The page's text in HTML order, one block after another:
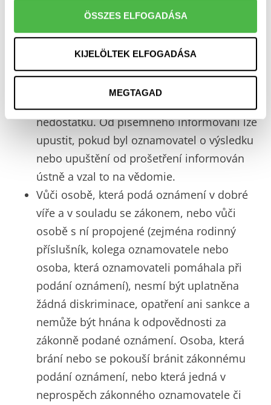
ÖSSZES ELFOGADÁSA
KIJELÖLTEK ELFOGADÁSA
MEGTAGAD
upuštění a důvodech upuštění je písemně
informován oznamovatel – pokud byl
identifikovatelný a nejednalo se o
anonymní oznámení – a vedoucí pracovník
oprávněný přijmout opatření k odstranění
nedostatků. Od písemného informování lze
upustit, pokud byl oznamovatel o výsledku
nebo upuštění od prošetření informován
ústně a vzal to na vědomie.
Vůči osobě, která podá oznámení v dobré
víře a v souladu se zákonem, nebo vůči
osobě s ní propojené (zejména rodinný
příslušník, kolega oznamovatele nebo
osoba, která oznamovateli pomáhala při
podání oznámení), nesmí být uplatněna
žádná diskriminace, opatření ani sankce a
nemůže být hnána k odpovědnosti za
zákonně podané oznámení. Osoba, která
brání nebo se pokouší bránit zákonnému
podání oznámení, nebo která jedná v
neprospěch zákonného oznamovatele či